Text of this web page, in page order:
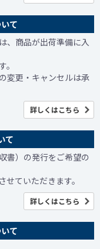
て
、商品が出荷準備に入
変更・キャンセルは承
詳しくはこちら
て
書）の発行をご希望の
ていただきます。
詳しくはこちら
て